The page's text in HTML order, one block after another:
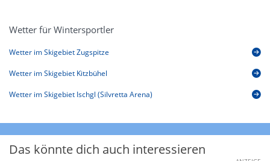
Wetter für Wintersportler
Wetter im Skigebiet Zugspitze
Wetter im Skigebiet Kitzbühel
Wetter im Skigebiet Ischgl (Silvretta Arena)
Das könnte dich auch interessieren